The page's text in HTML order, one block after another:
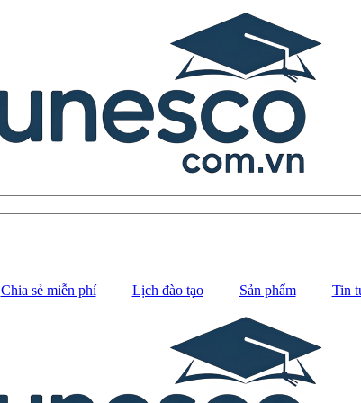
Chia sẻ miễn phí Lịch đào tạo Sản phẩm Tin